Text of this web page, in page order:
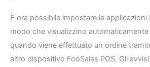
È ora possibile impostare le applicazioni
modo che visualizzino
quando viene effettuato un ordine
altro dispositivo FooSales POS. Gli